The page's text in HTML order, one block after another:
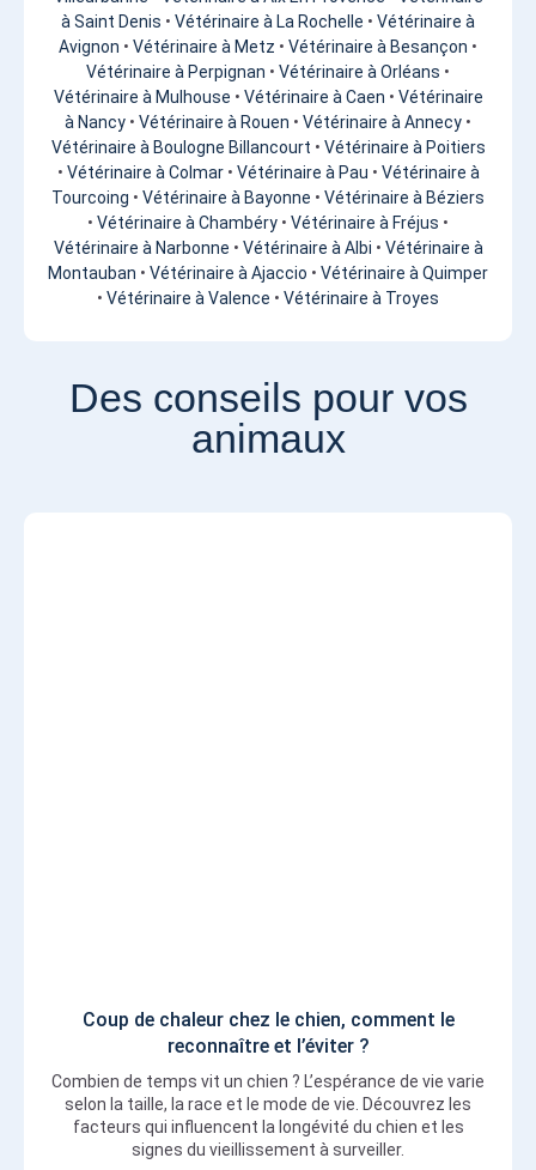
à Saint Denis • Vétérinaire à La Rochelle • Vétérinaire à
Avignon • Vétérinaire à Metz • Vétérinaire à Besançon •
Vétérinaire à Perpignan • Vétérinaire à Orléans •
Vétérinaire à Mulhouse • Vétérinaire à Caen • Vétérinaire
à Nancy • Vétérinaire à Rouen • Vétérinaire à Annecy •
Vétérinaire à Boulogne Billancourt • Vétérinaire à Poitiers
• Vétérinaire à Colmar• Vétérinaire à Pau • Vétérinaire à
Tourcoing • Vétérinaire à Bayonne • Vétérinaire à Béziers
• Vétérinaire à Chambéry • Vétérinaire à Fréjus •
Vétérinaire à Narbonne • Vétérinaire à Albi • Vétérinaire à
Montauban • Vétérinaire à Ajaccio • Vétérinaire à Quimper
• Vétérinaire à Valence • Vétérinaire à Troyes
Des conseils pour vos
animaux
Coup de chaleur chez le chien, comment le
reconnaître et l’éviter ?
Combien de temps vit un chien ? L’espérance de vie varie
selon la taille, la race et le mode de vie. Découvrez les
facteurs qui influencent la longévité du chien et les
signes du vieillissement à surveiller.